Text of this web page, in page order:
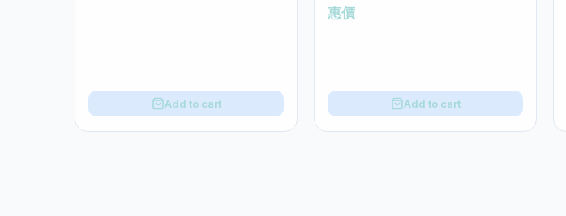
Add to cart
惠價
Add to cart